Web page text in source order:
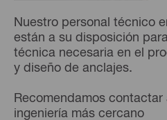
Nuestro personal técnico
están a su disposición
técnica necesaria en el
y diseño de anclajes.
Recomendamos
ingeniería más cercano